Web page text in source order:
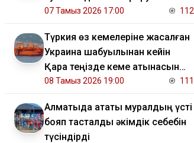
мәселесін көтерді
07 Тамыз 2026 17:00 112
Түркия өз кемелеріне жасалған
Украина шабуылынан кейін
Қара теңізде кеме қатынасын
шектеді
08 Тамыз 2026 19:00 111
Алматыда атақты муралдың үсті
бояп тасталды әкімдік себебін
түсіндірді